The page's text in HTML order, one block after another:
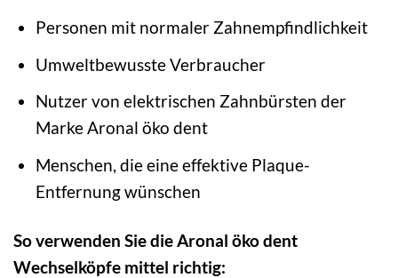
Personen mit normaler Zahnempfindlichkeit
Umweltbewusste Verbraucher
Nutzer von elektrischen Zahnbürsten der
Marke Aronal öko dent
Menschen, die eine effektive Plaque-
Entfernung wünschen
So verwenden Sie die Aronal öko dent
Wechselköpfe mittel richtig: